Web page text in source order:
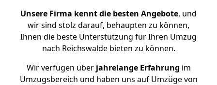
Unsere Firma kennt die besten Angebote, und
wir sind stolz darauf, behaupten zu können,
Ihnen die beste Unterstützung für Ihren Umzug
nach Reichswalde bieten zu können.
Wir verfügen überjahrelange Erfahrung im
Umzugsbereich und haben uns auf Umzüge von